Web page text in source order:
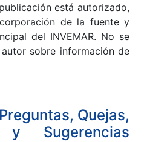
está autorizado,
de la fuente y
del INVEMAR. No se
sobre información de
Quejas,
y Sugerencias